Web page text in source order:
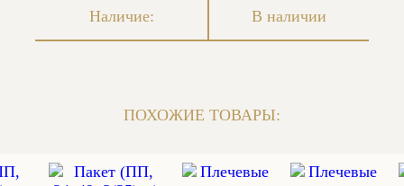
Наличие: В наличии
ПОХОЖИЕ ТОВАРЫ: